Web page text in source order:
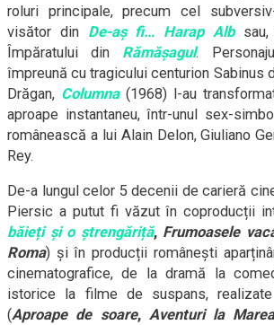
roluri principale, precum cel
visător din De-aș fi… Harap Alb
Împăratului din Rămășagul.
împreună cu tragicului centurion Sabinus
Drăgan, Columna (1968) l-au
aproape instantaneu, într-unul sex-
românească a lui Alain Delon, Giuliano
Rey.
De-a lungul celor 5 decenii de carieră
Piersic a putut fi văzut în coproducții
băieți și o ștrengăriță, Frumoasele
Roma) și în producții românești
cinematografice, de la dramă la
istorice la filme de suspans,
(Aproape de soare, Aventuri la